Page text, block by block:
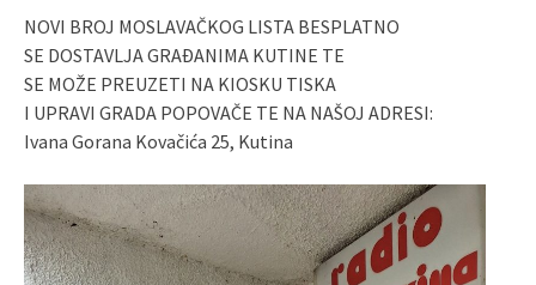
NOVI BROJ MOSLAVAČKOG LISTA BESPLATNO
SE DOSTAVLJA GRAĐANIMA KUTINE TE
SE MOŽE PREUZETI NA KIOSKU TISKA
I UPRAVI GRADA POPOVAČE TE NA NAŠOJ ADRESI:
Ivana Gorana Kovačića 25, Kutina